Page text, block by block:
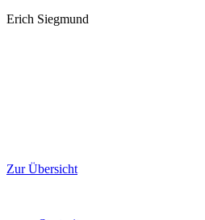
Erich Siegmund
Zur Übersicht